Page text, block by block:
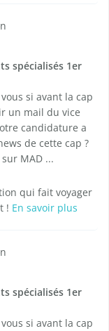
spécialisés 1er
si avant la cap
un mail du vice
candidature a
de cette cap ?
MAD ...
qui fait voyager
! En savoir plus
spécialisés 1er
si avant la cap